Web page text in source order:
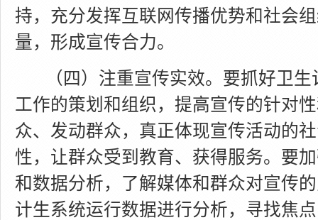
持，充分发挥互联网传播优势和社会
量，形成宣传合力。
（四）注重宣传实效。 要抓好卫生
工作的策划和组织，提高宣传的针对
众、发动群众，真正体现宣传活动的
性，让群众受到教育、获得服务。要
和数据分析，了解媒体和群众对宣传
计生系统运行数据进行分析，寻找焦